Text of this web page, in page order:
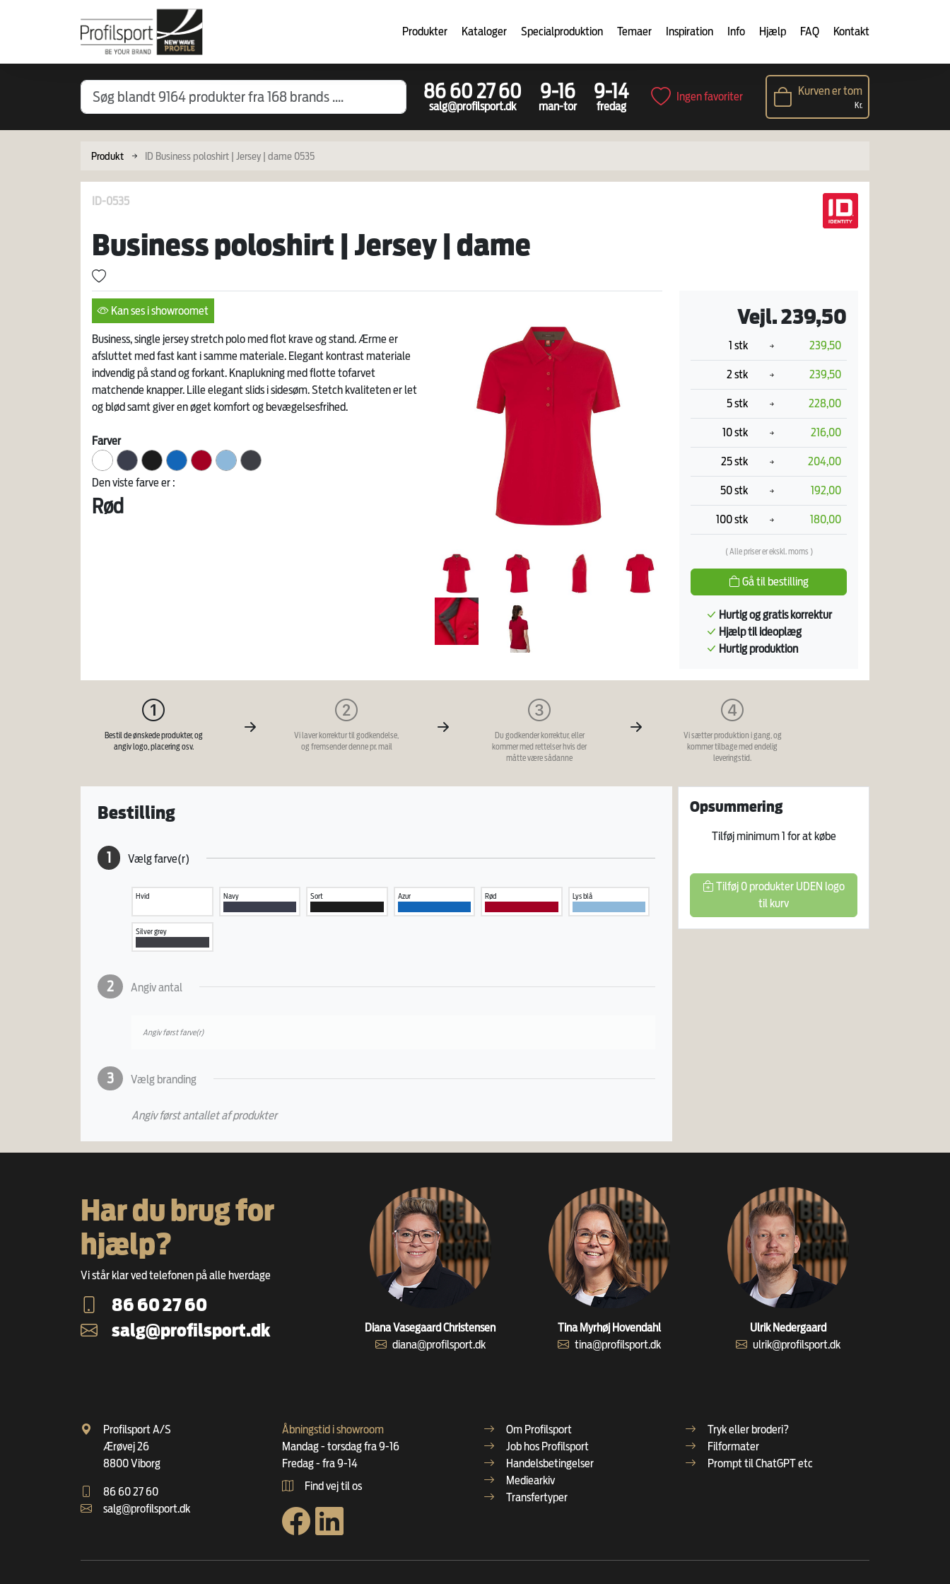
Produkter Kataloger Specialproduktion Temaer Inspiration Info Hjælp FAQ Kontakt
86 60 27 60
salg@profilsport.dk
9-16
man-tor
9-14
fredag
Ingen favoriter Kurven er tom
Kr.
Produkt ID Business poloshirt | Jersey | dame 0535
ID-0535
Business poloshirt | Jersey | dame
Kan ses i showroomet
Business, single jersey stretch polo med flot krave og stand. Ærme er
afsluttet med fast kant i samme materiale. Elegant kontrast materiale
indvendig på stand og forkant. Knaplukning med flotte tofarvet
matchende knapper. Lille elegant slids i sidesøm. Stetch kvaliteten er let
og blød samt giver en øget komfort og bevægelsesfrihed.
Farver
Den viste farve er :
Rød
Vejl. 239,50
1 stk 239,50
2 stk 239,50
5 stk 228,00
10 stk 216,00
25 stk 204,00
50 stk 192,00
100 stk 180,00
( Alle priser er ekskl. moms )
Gå til bestilling
Hurtig og gratis korrektur
Hjælp til ideoplæg
Hurtig produktion
Bestil de ønskede produkter, og
angiv logo, placering osv.
Vi laver korrektur til godkendelse,
og fremsender denne pr. mail
Du godkender korrektur, eller
kommer med rettelser hvis der
måtte være sådanne
Vi sætter produktion i gang, og
kommer tilbage med endelig
leveringstid.
Bestilling
1 Vælg farve(r)
Hvid Navy Sort Azur Rød Lys blå
Silver grey
2 Angiv antal
Angiv først farve(r)
3 Vælg branding
Angiv først antallet af produkter
Opsummering
Tilføj minimum1 for at købe
Tilføj 0 produkter UDEN logo
til kurv
Har du brug for
hjælp?
Vi står klar ved telefonen på alle hverdage
86 60 27 60
salg@profilsport.dk
Diana Vasegaard Christensen
diana@profilsport.dk
Tina Myrhøj Hovendahl
tina@profilsport.dk
Ulrik Nedergaard
ulrik@profilsport.dk
Profilsport A/S
Ærøvej 26
8800 Viborg
86 60 27 60
salg@profilsport.dk
Åbningstid i showroom
Mandag - torsdag fra 9-16
Fredag - fra 9-14
Find vej til os
Om Profilsport
Job hos Profilsport
Handelsbetingelser
Mediearkiv
Transfertyper
Tryk eller broderi?
Filformater
Prompt til ChatGPT etc